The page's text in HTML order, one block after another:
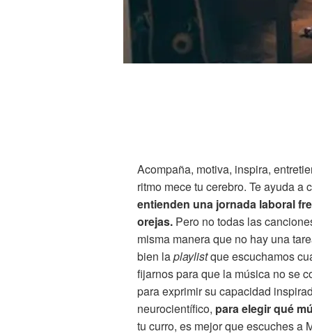
Acompaña, motiva, inspira,
ritmo mece tu cerebro. Te ayuda a
entienden una jornada laboral
orejas. Pero no todas las
misma manera que no hay una
bien laplaylistque escuchamos
fijarnos para que la música no se
para exprimir su capacidad
neurocientífico, para elegir qué
tu curro, es mejor que escuches a